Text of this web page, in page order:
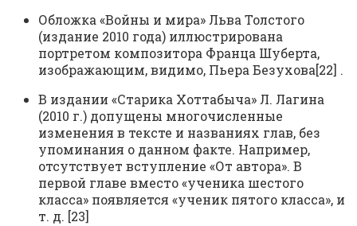
Обложка «Войны и мира» Льва Толстого
(издание 2010 года) иллюстрирована
портретом композитора Франца Шуберта,
изображающим, видимо, Пьера Безухова[22] .
В издании «Старика Хоттабыча» Л. Лагина
(2010 г.) допущены многочисленные
изменения в тексте и названиях глав, без
упоминания о данном факте. Например,
отсутствует вступление «От автора». В
первой главе вместо «ученика шестого
класса» появляется «ученик пятого класса», и
т. д. [23]